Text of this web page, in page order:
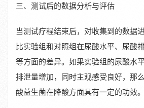
三、测试后的数据分析与评估
当测试疗程结束后，对收集到的数据
比实验组和对照组在尿酸水平、尿酸
等方面的差异。如果实验组的尿酸水
排泄量增加，同时主观感受良好，那
酸益生菌在降酸方面具有一定的功效。